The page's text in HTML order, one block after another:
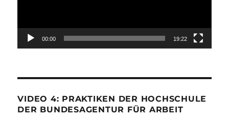
00:00 19:22
VIDEO 4: PRAKTIKEN DER HOCHSCHULE
DER BUNDESAGENTUR FÜR ARBEIT